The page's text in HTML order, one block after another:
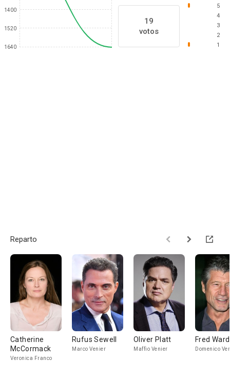
1400
1520
1640
19
votos
5
4
3
2
1
Reparto
Catherine
McCormack
Veronica Franco
Rufus Sewell
Marco Venier
Oliver Platt
Maffio Venier
Fred Ward
Domenico